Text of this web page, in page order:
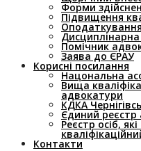
Форми
Підвищення
Оподаткування
Дисциплінарна
Помічник
Заява до ЄРАУ
Корисні посилання
Нацональна
Вища
адвокатури
КДКА
Єдиний реєстр
Реєстр осіб,
Контакти